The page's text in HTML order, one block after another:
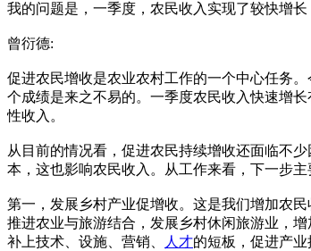
我的问题是，一季度，农民收入实现了较快增
曾衍德:
促进农民增收是农业农村工作的一个中心任务
个成绩是来之不易的。一季度农民收入快速增
性收入。
从目前的情况看，促进农民持续增收还面临不
本，这也影响农民收入。从工作来看，下一步
第一，发展乡村产业促增收。这是我们增加农
推进农业与旅游结合，发展乡村休闲旅游业，
补上技术、设施、营销、
人才的短板，促进产业